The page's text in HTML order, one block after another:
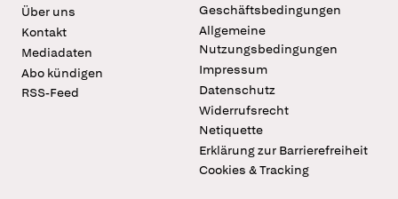
Über uns
Kontakt
Mediadaten
Abo kündigen
RSS-Feed
Geschäftsbedingungen
Allgemeine
Nutzungsbedingungen
Impressum
Datenschutz
Widerrufsrecht
Netiquette
Erklärung zur Barrierefreiheit
Cookies & Tracking